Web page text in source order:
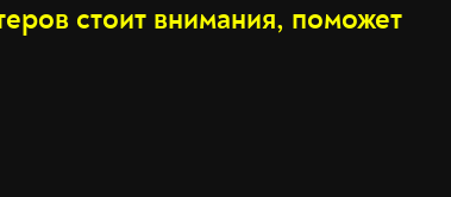
стоит внимания, поможет